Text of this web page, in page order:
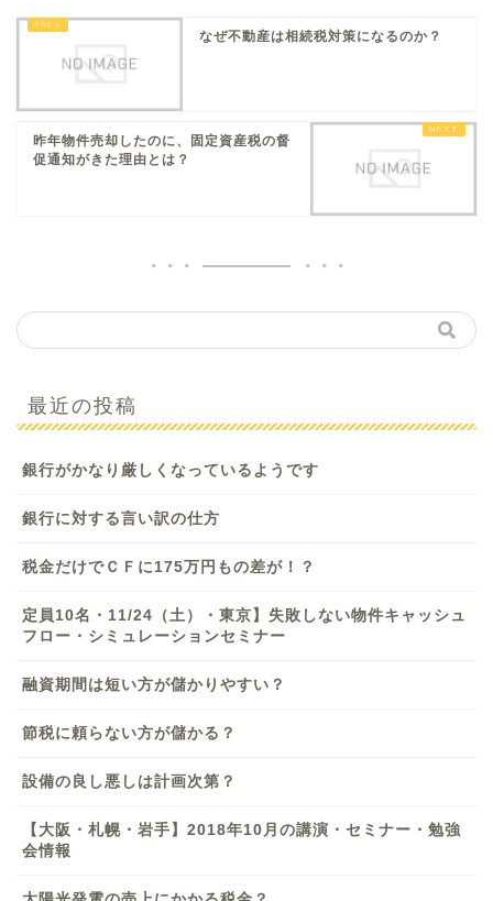
なぜ不動産は相続税対策になるのか？
昨年物件売却したのに、固定資産税の督
促通知がきた理由とは？
最近の投稿
銀行がかなり厳しくなっているようです
銀行に対する言い訳の仕方
税金だけでＣＦに175万円もの差が！？
定員10名・11/24（土）・東京】失敗しない物件キャッシュ
フロー・シミュレーションセミナー
融資期間は短い方が儲かりやすい？
節税に頼らない方が儲かる？
設備の良し悪しは計画次第？
【大阪・札幌・岩手】2018年10月の講演・セミナー・勉強
会情報